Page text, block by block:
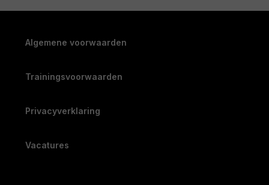
Algemene voorwaarden
Trainingsvoorwaarden
Privacyverklaring
Vacatures